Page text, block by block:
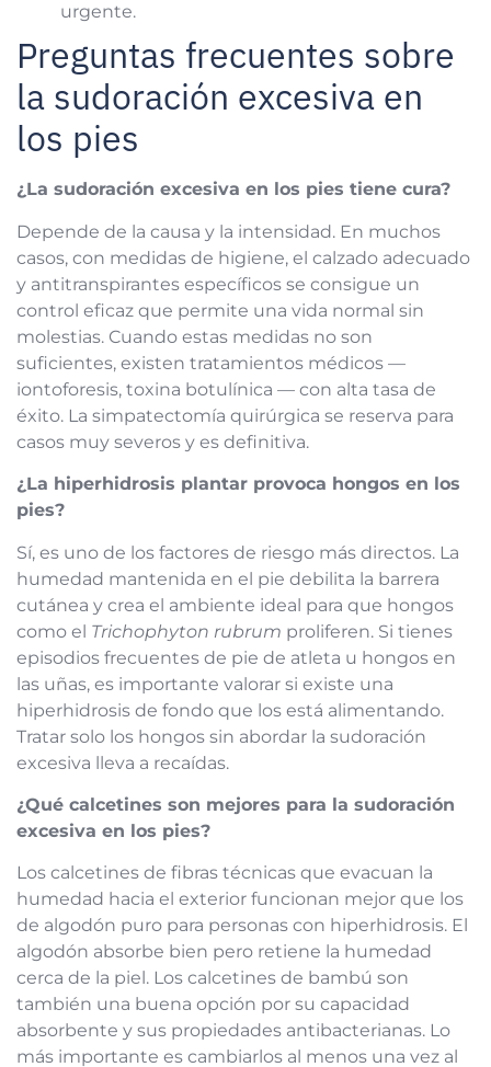
urgente.
Preguntas frecuentes sobre
la sudoración excesiva en
los pies
¿La sudoración excesiva en los pies tiene cura?
Depende de la causa y la intensidad. En muchos
casos, con medidas de higiene, el calzado adecuado
y antitranspirantes específicos se consigue un
control eficaz que permite una vida normal sin
molestias. Cuando estas medidas no son
suficientes, existen tratamientos médicos —
iontoforesis, toxina botulínica — con alta tasa de
éxito. La simpatectomía quirúrgica se reserva para
casos muy severos y es definitiva.
¿La hiperhidrosis plantar provoca hongos en los
pies?
Sí, es uno de los factores de riesgo más directos. La
humedad mantenida en el pie debilita la barrera
cutánea y crea el ambiente ideal para que hongos
como el Trichophyton rubrum proliferen. Si tienes
episodios frecuentes de pie de atleta u hongos en
las uñas, es importante valorar si existe una
hiperhidrosis de fondo que los está alimentando.
Tratar solo los hongos sin abordar la sudoración
excesiva lleva a recaídas.
¿Qué calcetines son mejores para la sudoración
excesiva en los pies?
Los calcetines de fibras técnicas que evacuan la
humedad hacia el exterior funcionan mejor que los
de algodón puro para personas con hiperhidrosis. El
algodón absorbe bien pero retiene la humedad
cerca de la piel. Los calcetines de bambú son
también una buena opción por su capacidad
absorbente y sus propiedades antibacterianas. Lo
más importante es cambiarlos al menos una vez al